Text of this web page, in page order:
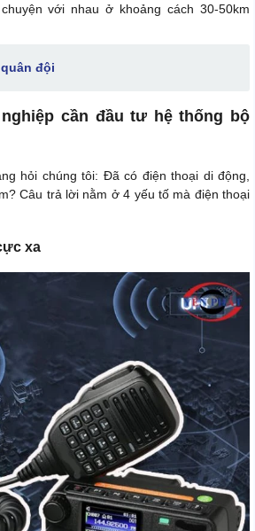
với nhau ở khoảng cách 30-50km
đội
cần đầu tư hệ thống bộ
hỏi chúng tôi: Đã có điện thoại di động,
Câu trả lời nằm ở 4 yếu tố mà điện thoại
xa